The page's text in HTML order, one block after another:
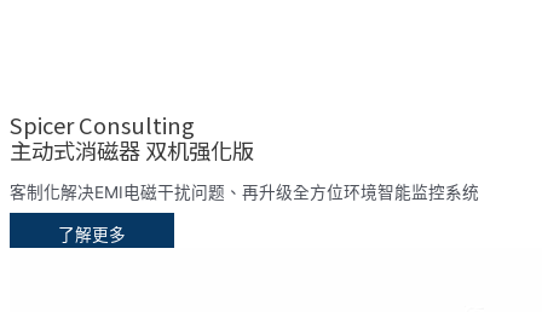
Spicer Consulting
主动式消磁器 双机强化版
客制化解决EMI电磁干扰问题、再升级全方位环境智能监控系统
了解更多